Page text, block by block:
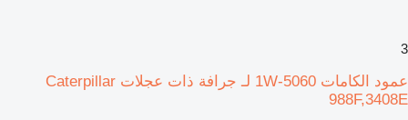
3
عمود الكامات 1W-5060 لـ جرافة ذات عجلات Caterpillar
988F,3408E